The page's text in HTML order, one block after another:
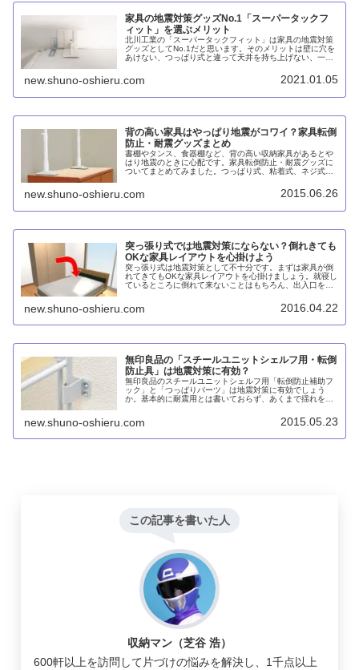
家具の地震対策グッズNo.1「スーパータックフ
ィット」を選ぶメリット
北川工業の「スーパータックフィット」は家具の地震対策
グッズとしてNo.1だと思います。そのメリットは壁に穴を
あけない、つっぱり式と違って天井を持ち上げない、一般
る、おまけに目立たないといったところでしょう。
new.shuno-oshieru.com 2021.01.05
背の高い家具はやっぱり地震がコワイ？家具転倒
防止・耐震グッズまとめ
書棚やタンス、食器棚など、背の高い収納家具があるとや
はり地震のときに心配です。家具転倒防止・耐震グッズに
ついてまとめてみました。つっぱり式、粘着式、ネジ式、
北川工業のスーパータックフィットTF-Mが賃貸住宅でも使
えてオススメです。
new.shuno-oshieru.com 2015.06.26
突っ張り式では地震対策にならない？倒れきても
OKな家具レイアウトを心掛けよう
突っ張り式は地震対策として不十分です。まずは家具が倒
れてきてもOKな家具レイアウトを心掛けましょう。就寝し
ているところに倒れて来ないことはもちろん、出入口を塞
new.shuno-oshieru.com 2016.04.22
無印良品の「スチールユニットシェルフ用・転倒
防止具」は地震対策に有効？
無印良品のスチールユニットシェルフ用「転倒防止補助フ
ック」と「つっぱりパーツ」は地震対策に有効でしょう
か。基本的に耐震用とは書いておらず、あくまで揺れを抑
には別の家具を使用するか、レイアウトの再考が必要でし
ょう。
new.shuno-oshieru.com 2015.05.23
この記事を書いた人
収納マン（芝谷 浩）
600軒以上を訪問して片づけの悩みを解決し、1千点以上